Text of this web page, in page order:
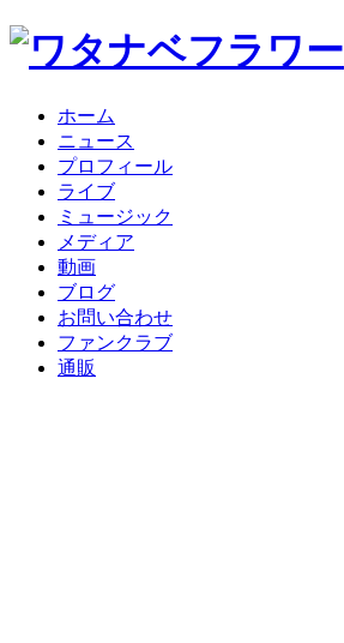
ホーム
ニュース
プロフィール
ライブ
ミュージック
メディア
動画
ブログ
お問い合わせ
ファンクラブ
通販